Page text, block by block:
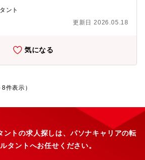
ーク/デバイス）、及びITセキュリティの企
現在進行中の主要プロジェクト）・SAPシ
含む、周辺システム）と国内外拠点へ
る事で、広い視野でユーザー企業のITに携
織構成】グローバル情報システム部全体
月現在）・ 39名・ 中途70%、新卒30%・
■組織のミッション・会社の収益向上貢
の意思決定支援・全社DXの取り組みとし
ム刷新＋データドリブンに向けたBPRの
稼働予定）・国内外の子会社・関係会
化・維持・国内のIT組織を統合（2023
ント
更新日 2026.05.18
気になる
件表示）
ントの求人探しは、パソナキャリアの転
タントへお任せください。